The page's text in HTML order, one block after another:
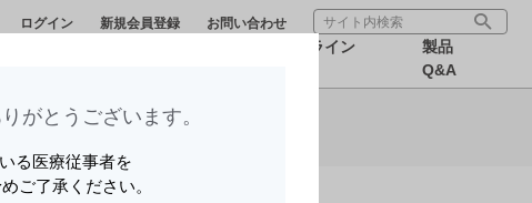
ログイン 新規会員登録 お問い合わせ
オンライン
製品
Q&A
〉
がとうございます。​
る医療従事者を
ご了承ください。